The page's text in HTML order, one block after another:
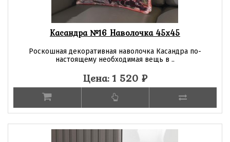
Касандра №16 Наволочка 45х45
Роскошная декоративная наволочка Касандра по-
настоящему необходимая вещь в ..
Цена: 1 520 ₽